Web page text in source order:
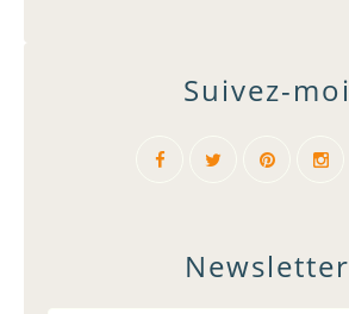
Newsletter
Suivez-moi